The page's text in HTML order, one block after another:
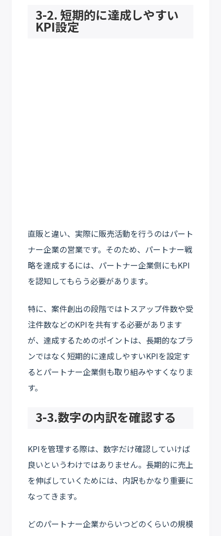
3-2. 短期的に達成しやすい
KPI設定
直販と違い、実際に販売活動を行うのはパート
ナー企業の営業です。そのため、パートナー戦
略を達成するには、パートナー企業側にもKPI
を認知してもらう必要があります。
特に、案件創出の段階ではトスアップ件数や受
注件数などのKPIを共有する必要があります
が、達成するためのポイントは、長期的なプラ
ンではなく短期的に達成しやすいKPIを設定す
るとパートナー企業側も取り組みやすくなりま
す。
3-3.数字の内訳を確認する
KPIを管理する際は、数字だけ確認していけば
良いというわけではありません。長期的に売上
を伸ばしていくためには、内訳もかなり重要に
なってきます。
どのパートナー企業からいつどのくらいの規模